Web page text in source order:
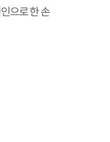
으로 한 손